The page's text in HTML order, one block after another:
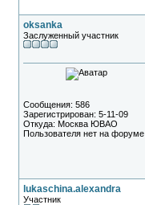
oksanka
Заслуженный участник
Сообщения: 586
Зарегистрирован: 5-11-09
Откуда: Москва ЮВАО
Пользователя нет на форуме
lukaschina.alexandra
Участник